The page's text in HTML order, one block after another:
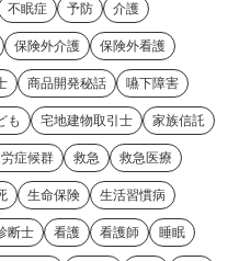
不眠症 予防 介護
保険外介護 保険外看護
商品開発秘話 嚥下障害
も 宅地建物取引士 家族信託
症候群 救急 救急医療
生命保険 生活習慣病
断士 看護 看護師 睡眠